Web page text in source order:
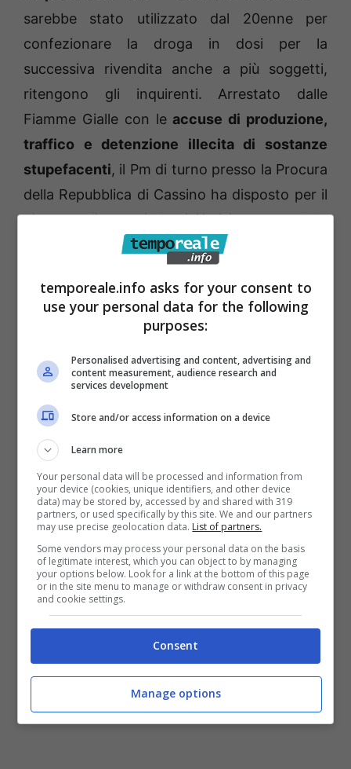
sarebbe stato utilizzato dal 20enne per
confezionare la droga in dosi per la
successiva rivendita anche a più soggetti,
ritengono gli inquirenti. Arrestato dalle
Fiamme Gialle con le accuse di produzione,
traffico e detenzione illecita di sostanze
stupefacenti, il Pm di turno presso la Procura
della Repubblica di Cassino ha disposto per il
giovane gli arresti domiciliari in attesa dello
svolgimento dell’interrogatorio di garanzia.
Nell’ambito della stessa operazione i
finanzieri formiani hanno segnalato alla
Prefettura di Latina un altro giovanissimo di
controllo di polizia, di modiche quantità di
hashish, in violazione dell’articolo 75 del Dpr
numero 309/90.
temporeale.info asks for your consent to
use your personal data for the following
purposes:
Personalised advertising and content, advertising and
content measurement, audience research and
services development
Store and/or access information on a device
Learn more
Your personal data will be processed and information from
your device (cookies, unique identifiers, and other device
data) may be stored by, accessed by and shared with 319
partners, or used specifically by this site. We and our partners
may use precise geolocation data. List of partners.
Some vendors may process your personal data on the basis
of legitimate interest, which you can object to by managing
your options below. Look for a link at the bottom of this page
or in the site menu to manage or withdraw consent in privacy
and cookie settings.
Consent
Manage options